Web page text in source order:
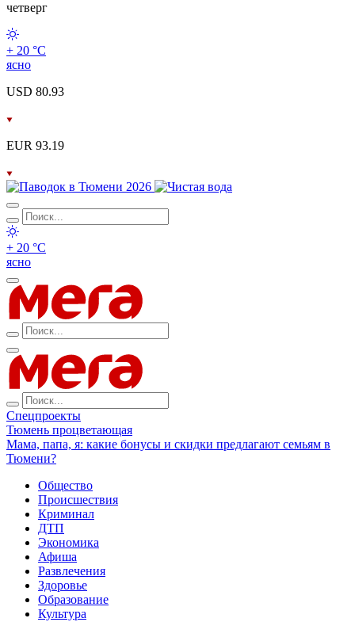
четверг
+ 20 °С
ясно
USD 80.93
EUR 93.19
+ 20 °С
ясно
Спецпроекты
Тюмень процветающая
Мама, папа, я: какие бонусы и скидки предлагают семьям в
Тюмени?
Общество
Происшествия
Криминал
ДТП
Экономика
Афиша
Развлечения
Здоровье
Образование
Культура